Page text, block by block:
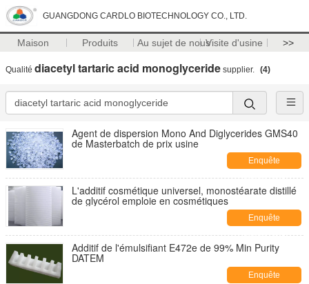
GUANGDONG CARDLO BIOTECHNOLOGY CO., LTD.
Maison Produits Au sujet de nousVisite d'usine >>
Qualité diacetyl tartaric acid monoglyceride supplier. (4)
Agent de dispersion Mono And Diglycerides GMS40
de Masterbatch de prix usine
Enquête
maintenant
L'additif cosmétique universel, monostéarate distillé
de glycérol emploie en cosmétiques
Enquête
maintenant
Additif de l'émulsifiant E472e de 99% Min Purity
DATEM
Enquête